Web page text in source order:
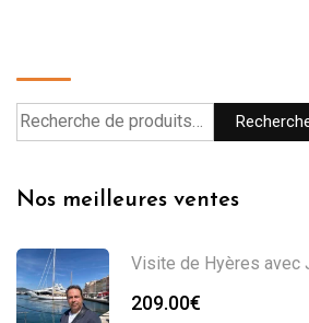
Nos meilleures ventes
Visite de Hyères avec
209.00€